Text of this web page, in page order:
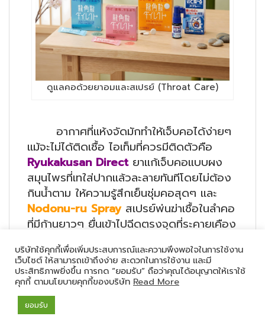
ดูแลคอด้วยยาอมและสเปรย์ (Throat Care)
อากาศที่แห้งจัดมักทำให้เจ็บคอได้ง่ายๆ
แม้จะไม่ได้ติดเชื้อ ไอเท็มที่ควรมีติดตัวคือ
Ryukakusan Directยาแก้เจ็บคอแบบผง
สมุนไพรที่เทใส่ปากแล้วละลายทันทีโดยไม่ต้อง
กินน้ำตาม ให้ความรู้สึกเย็นชุ่มคอสุดๆ และ
Nodonu-ru Spray สเปรย์พ่นฆ่าเชื้อในลำคอ
ที่มีก้านยาวๆ ยื่นเข้าไปฉีดตรงจุดที่ระคายเคือง
อาการ
บริษัทใช้คุกกี้เพื่อเพิ่มประสบการณ์และความพึงพอใจในการใช้งาน
เว็บไซต์ ให้สามารถเข้าถึงง่าย สะดวกในการใช้งาน และมี
ประสิทธิภาพยิ่งขึ้น การกด “ยอมรับ” ถือว่าคุณได้อนุญาตให้เราใช้
คุกกี้ ตามนโยบายคุกกี้ของบริษัท Read More
ยอมรับ